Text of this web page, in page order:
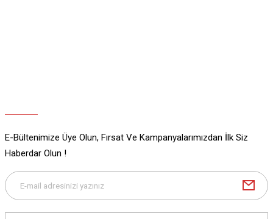
E-Bültenimize Üye Olun, Fırsat Ve Kampanyalarımızdan İlk Siz
Haberdar Olun !